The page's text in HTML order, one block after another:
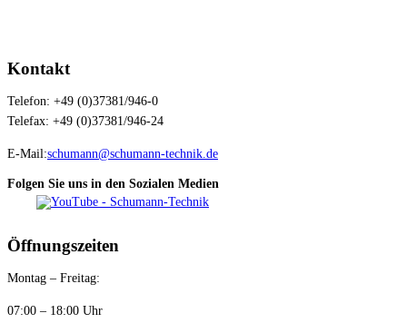
Kontakt
Telefon: +49 (0)37381/946-0
Telefax: +49 (0)37381/946-24
E-Mail:schumann@schumann-technik.de
Folgen Sie uns in den Sozialen Medien
Öffnungszeiten
Montag – Freitag:
07:00 – 18:00 Uhr